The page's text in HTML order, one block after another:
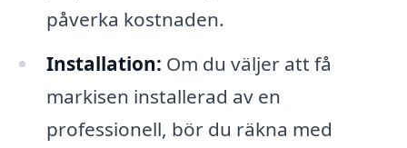
påverka kostnaden.
Installation: Om du väljer att få
markisen installerad av en
professionell, bör du räkna med